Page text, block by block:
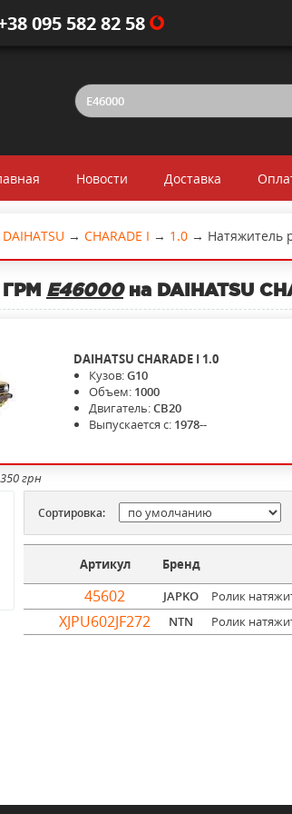
095 582 82 58
Новости Доставка
DAIHATSU → CHARADE I → 1.0 → Натяжитель
E46000на DAIHATSU
DAIHATSU CHARADE I 1.0
Кузов:G10
Объем: 1000
Двигатель:CB20
Выпускается с: 1978--
грн
Сортировка:
Артикул Бренд
45602 JAPKO Ролик
XJPU602JF272 NTN Ролик